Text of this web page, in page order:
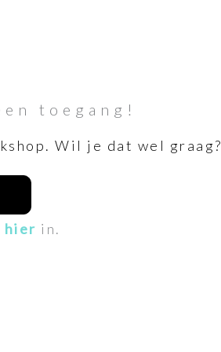
toegang!
Wil je dat wel graag?
hier in.